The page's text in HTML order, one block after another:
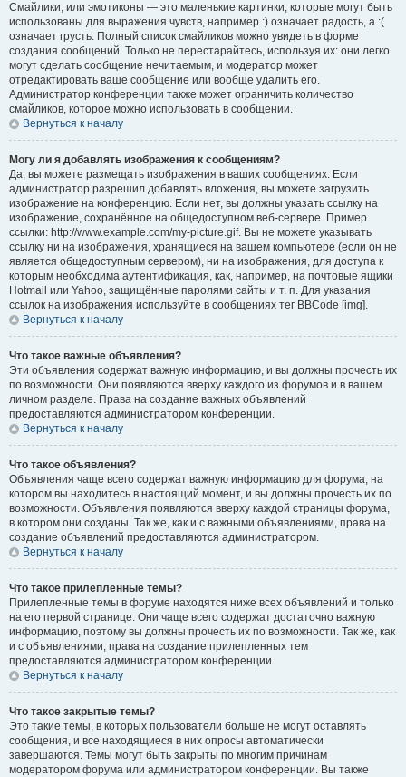
Смайлики, или эмотиконы — это маленькие картинки, которые могут быть
использованы для выражения чувств, например :) означает радость, а :(
означает грусть. Полный список смайликов можно увидеть в форме
создания сообщений. Только не перестарайтесь, используя их: они легко
могут сделать сообщение нечитаемым, и модератор может
отредактировать ваше сообщение или вообще удалить его.
Администратор конференции также может ограничить количество
смайликов, которое можно использовать в сообщении.
Вернуться к началу
Могу ли я добавлять изображения к сообщениям?
Да, вы можете размещать изображения в ваших сообщениях. Если
администратор разрешил добавлять вложения, вы можете загрузить
изображение на конференцию. Если нет, вы должны указать ссылку на
изображение, сохранённое на общедоступном веб-сервере. Пример
ссылки: http://www.example.com/my-picture.gif. Вы не можете указывать
ссылку ни на изображения, хранящиеся на вашем компьютере (если он не
является общедоступным сервером), ни на изображения, для доступа к
которым необходима аутентификация, как, например, на почтовые ящики
Hotmail или Yahoo, защищённые паролями сайты и т. п. Для указания
ссылок на изображения используйте в сообщениях тег BBCode [img].
Вернуться к началу
Что такое важные объявления?
Эти объявления содержат важную информацию, и вы должны прочесть их
по возможности. Они появляются вверху каждого из форумов и в вашем
личном разделе. Права на создание важных объявлений
предоставляются администратором конференции.
Вернуться к началу
Что такое объявления?
Объявления чаще всего содержат важную информацию для форума, на
котором вы находитесь в настоящий момент, и вы должны прочесть их по
возможности. Объявления появляются вверху каждой страницы форума,
в котором они созданы. Так же, как и с важными объявлениями, права на
создание объявлений предоставляются администратором.
Вернуться к началу
Что такое прилепленные темы?
Прилепленные темы в форуме находятся ниже всех объявлений и только
на его первой странице. Они чаще всего содержат достаточно важную
информацию, поэтому вы должны прочесть их по возможности. Так же, как
и с объявлениями, права на создание прилепленных тем
предоставляются администратором конференции.
Вернуться к началу
Что такое закрытые темы?
Это такие темы, в которых пользователи больше не могут оставлять
сообщения, и все находящиеся в них опросы автоматически
завершаются. Темы могут быть закрыты по многим причинам
модератором форума или администратором конференции. Вы также